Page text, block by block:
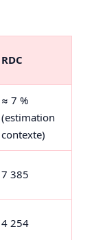
RDC
≈ 7 %
(estimation
contexte)
7 385
4 254